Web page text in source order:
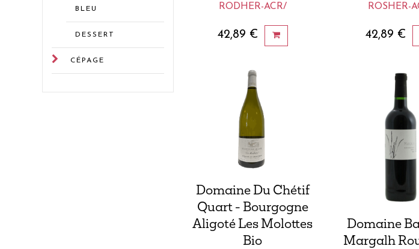
BLEU
DESSERT
CÉPAGE
RODHER-ACR/
42,89 €
ROSHER-
42,89 €
Domaine Du Chétif
Quart - Bourgogne
Aligoté Les Molottes
Bio
Domaine
Margalh